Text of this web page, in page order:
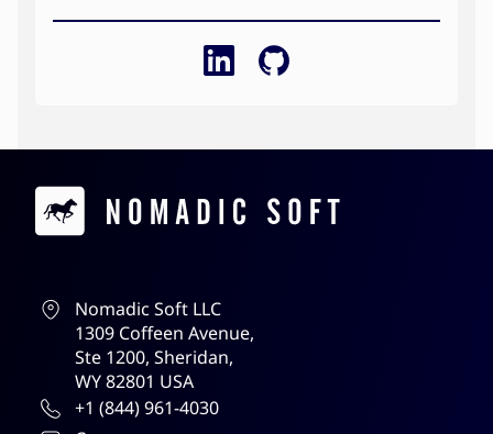
Contacts
Nomadic Soft LLC
1309 Coffeen Avenue,
Ste 1200, Sheridan,
WY 82801 USA
+1 (844) 961-4030